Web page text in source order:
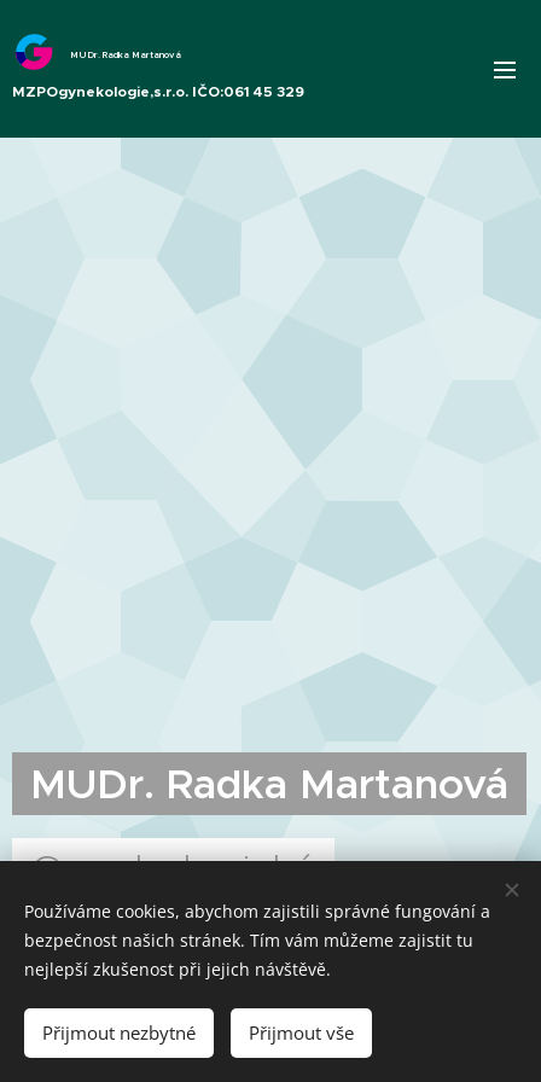
MUDr. Radka Martanová
MZPOgynekologie,s.r.o. IČO:061 45 329
MUDr. Radka Martanová
Gynekologická
ambulance Podbořany
Vytvořeno službou Cookies
Používáme cookies, abychom zajistili správné fungování a
bezpečnost našich stránek. Tím vám můžeme zajistit tu
nejlepší zkušenost při jejich návštěvě.
Přijmout nezbytné Přijmout vše